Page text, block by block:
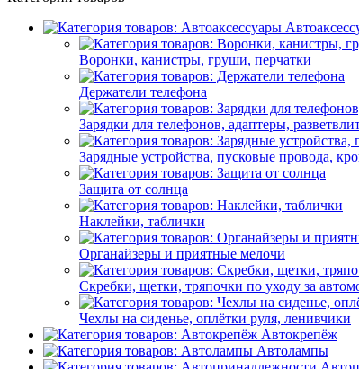
Воронки, канистры, груши, перчатки
Держатели телефона
Зарядки для телефонов, адаптеры,
Зарядные устройства, пусковые провода,
Защита от солнца
Наклейки, таблички
Органайзеры и приятные мелочи
Скребки, щетки, тряпочки по уходу за
Чехлы на сиденье, оплётки руля, ленивчики
Автокрепёж
Автолампы